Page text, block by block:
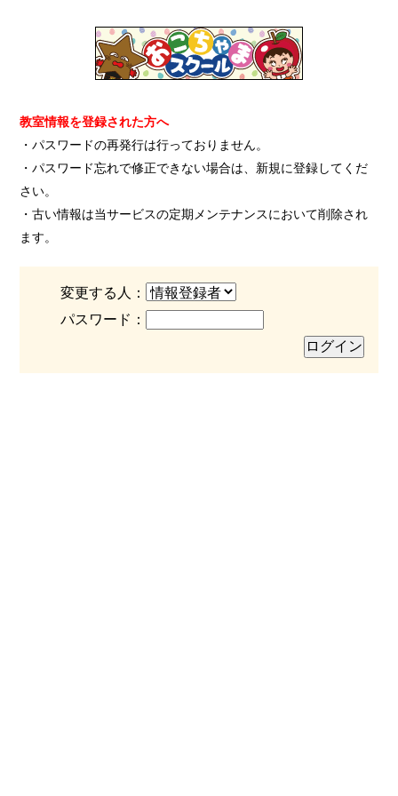
教室情報を登録された方へ
・パスワードの再発行は行っておりません。
・パスワード忘れで修正できない場合は、新規に登録してくだ
さい。
・古い情報は当サービスの定期メンテナンスにおいて削除され
ます。
変更する人：
パスワード：